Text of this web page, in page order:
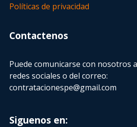
Políticas de privacidad
Contactenos
Puede comunicarse con nosotros
redes sociales o del correo:
contratacionespe@gmail.com
Siguenos en: